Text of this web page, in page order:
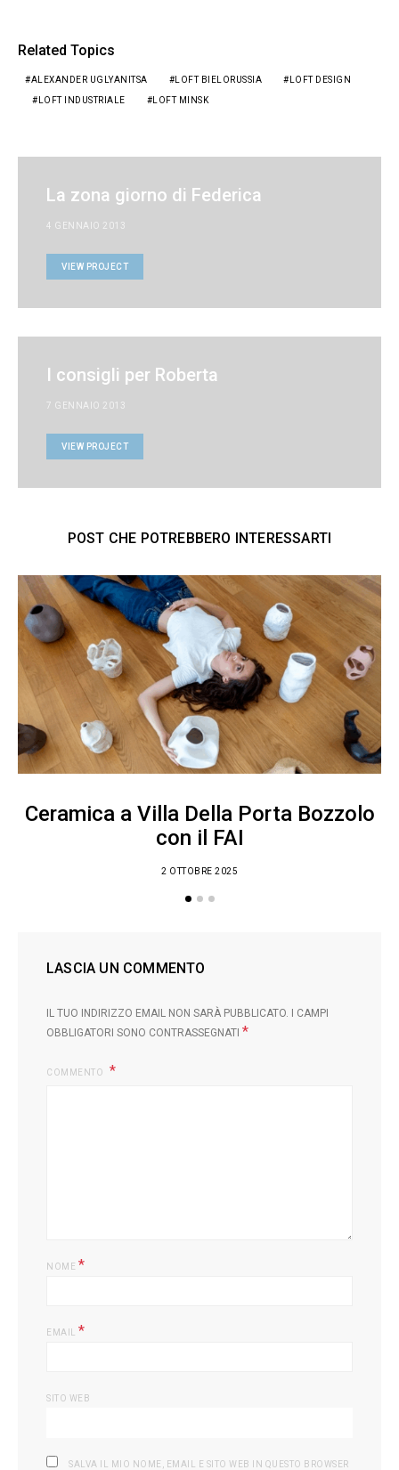
Related Topics
ALEXANDER UGLYANITSA LOFT BIELORUSSIA LOFT DESIGN
LOFT INDUSTRIALE LOFT MINSK
La zona giorno di Federica
4 GENNAIO 2013
VIEW PROJECT
I consigli per Roberta
7 GENNAIO 2013
VIEW PROJECT
POST CHE POTREBBERO INTERESSARTI
Ceramica a Villa Della Porta Bozzolo
con il FAI
2 OTTOBRE 2025
LASCIA UN COMMENTO
IL TUO INDIRIZZO EMAIL NON SARÀ PUBBLICATO.
I CAMPI
OBBLIGATORI SONO CONTRASSEGNATI *
COMMENTO
NOME *
EMAIL *
SITO WEB
SALVA IL MIO NOME, EMAIL E SITO WEB IN QUESTO BROWSER